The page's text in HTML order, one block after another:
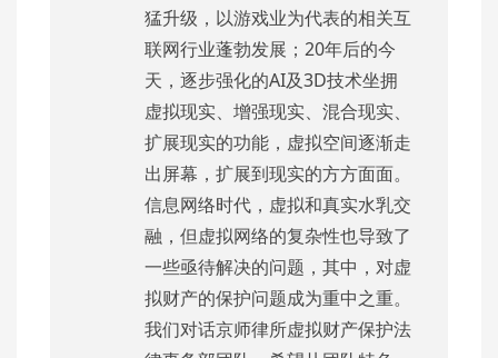
猛升级，以游戏业为代表的相关互
联网行业蓬勃发展；20年后的今
天，逐步强化的AI及3D技术坐拥
虚拟现实、增强现实、混合现实、
扩展现实的功能，虚拟空间逐渐走
出屏幕，扩展到现实的方方面面。
信息网络时代，虚拟和真实水乳交
融，但虚拟网络的复杂性也导致了
一些亟待解决的问题，其中，对虚
拟财产的保护问题成为重中之重。
我们对话京师律所虚拟财产保护法